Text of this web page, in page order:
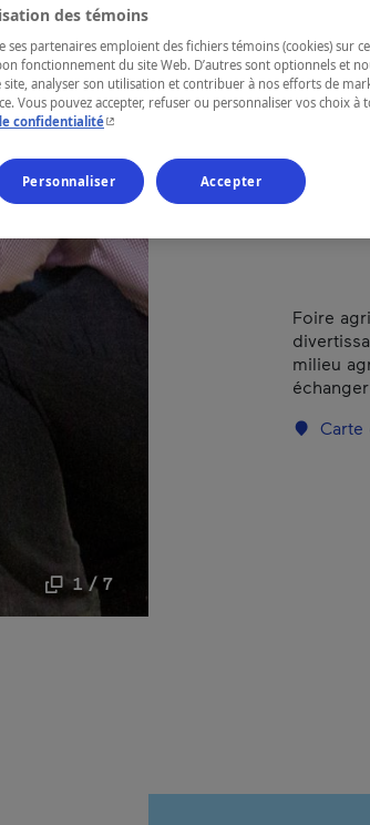
1 / 7
RÉGION
Centre-
Foire
milieu
Carte
des témoins
ses partenaires emploient des fichiers témoins (cookies) sur
fonctionnement du site Web. D’autres sont optionnels et
analyser son utilisation et contribuer à nos efforts de
Vous pouvez accepter, refuser ou personnaliser vos choix à
confidentialité- Cet hyperlien s'ouvrira dans une nouvelle
Personnaliser Accepter